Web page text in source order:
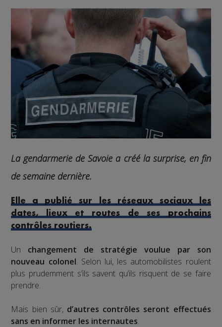
La gendarmerie de Savoie a créé la surprise, en fin
de semaine dernière.
Elle a publié sur les réseaux sociaux les
dates, lieux et routes de ses prochains
contrôles routiers.
Un changement de stratégie voulue par son
nouveau colonel. Selon lui, les automobilistes roulent
plus prudemment s’ils savent qu’ils risquent de se faire
prendre.
Mais bien sûr, d’autres contrôles seront effectués
sans en informer les internautes.